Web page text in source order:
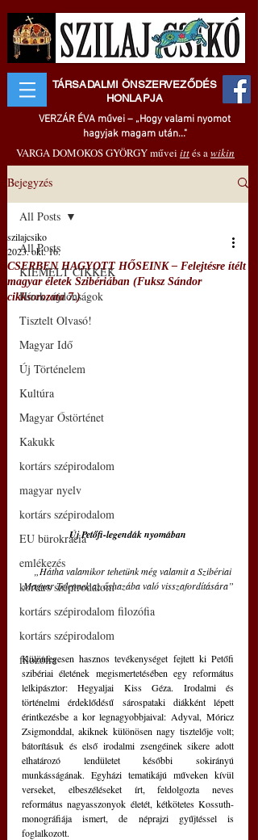
TÁRSADALMI ÖNSZERVEZŐDÉS
HONLAPJA
VERZÁR ÉVA művei – „Hogy valami nyomot
hagyjak magam után..."
VARGA DOMOKOS GYÖRGY művei ittés awikin
Bejegyzés
All Posts
KIEMELT CIKKEK
Hírek, újdonságok
Tisztelt Olvasó!
Magyar Idő
Új Történelem
Kultúra
Magyar Őstörténet
Kakukk
kortárs szépirodalom
magyar nyelv
kortárs szépirodalom
EU bürokrácia
emlékezés
kortárs szépirodalom
kortárs szépirodalom filozófia
kortárs szépirodalom
filozófia
All Posts
CSERBEN HAGYOTT HŐSEINK – Felejtésre ítélt
magyar életek Szibériában (Fuksz Sándor
cikksorozata 7.)
szilajcsiko
2023. okt. 16.
Új Petőfi-legendák nyomában
„Hátha valamikor tehetünk még valamit a Szibériai
Magyar Telepnek az őshazába való visszafordítására”
Különlegesen hasznos tevékenységet fejtett ki Petőfi
szibériai életének megismertetésében egy református
lelkipásztor: Hegyaljai Kiss Géza. Irodalmi és
történelmi érdeklődésű sárospataki diákként lépett
érintkezésbe a kor legnagyobbjaival: Adyval, Móricz
Zsigmonddal, akiknek különösen nagy tisztelője volt;
bátorításuk és első irodalmi zsengéinek sikere adott
elhatározó lendületet későbbi sokirányú
munkásságának. Egyházi tematikájú műveken kívül
verseket, elbeszéléseket írt, feldolgozta neves
református nagyasszonyok életét, kétkötetes Kossuth-
monográfiája ismert, de néprajzi gyűjtéssel is
foglalkozott.